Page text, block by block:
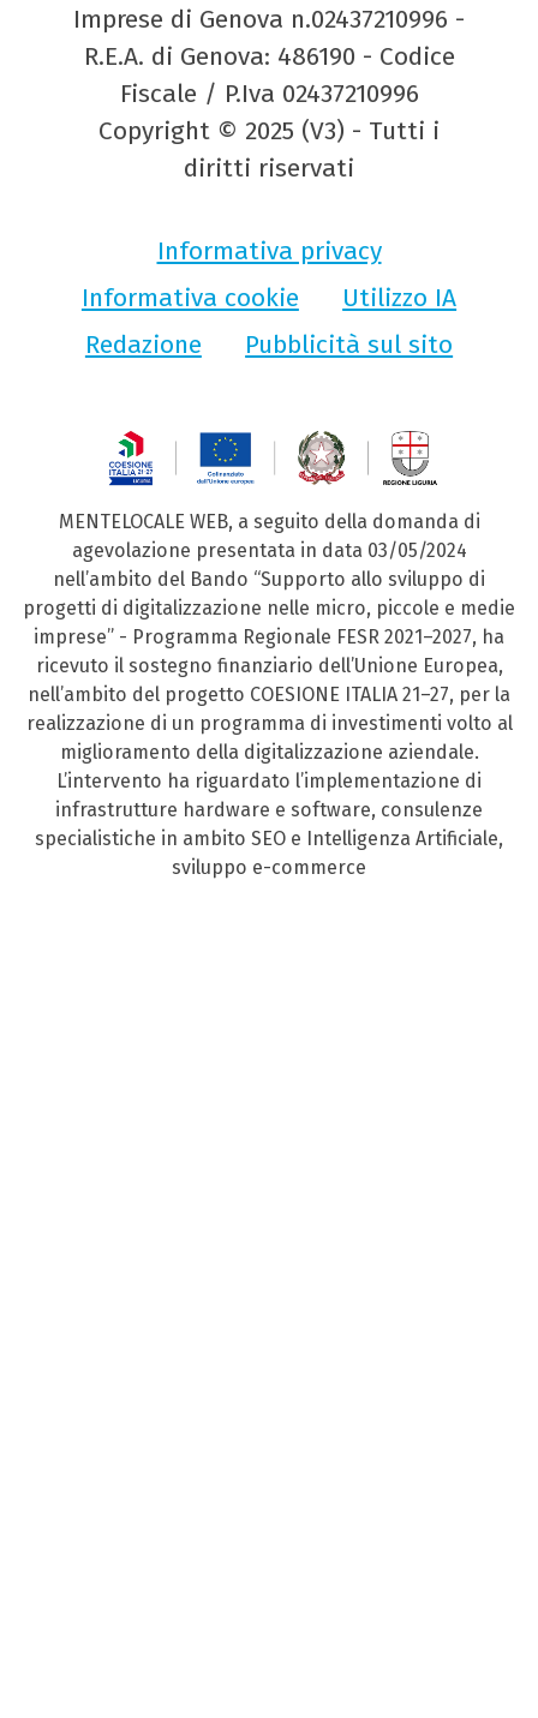
Imprese di Genova n.02437210996 -
R.E.A. di Genova: 486190 - Codice
Fiscale / P.Iva 02437210996
Copyright © 2025 (V3) - Tutti i
diritti riservati
Informativa privacy
Informativa cookie
Utilizzo IA
Redazione
Pubblicità sul sito
MENTELOCALE WEB, a seguito della domanda di
agevolazione presentata in data 03/05/2024
nell’ambito del Bando “Supporto allo sviluppo di
progetti di digitalizzazione nelle micro, piccole e medie
imprese” - Programma Regionale FESR 2021–2027, ha
ricevuto il sostegno finanziario dell’Unione Europea,
nell’ambito del progetto COESIONE ITALIA 21–27, per la
realizzazione di un programma di investimenti volto al
miglioramento della digitalizzazione aziendale.
L’intervento ha riguardato l’implementazione di
infrastrutture hardware e software, consulenze
specialistiche in ambito SEO e Intelligenza Artificiale,
sviluppo e-commerce